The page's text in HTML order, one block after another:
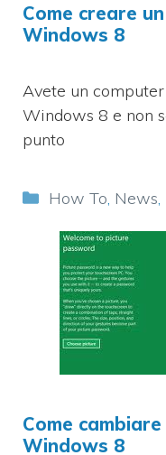
Come creare
Windows 8
Avete un
Windows 8 e non
punto
Categorie
How To News
Come
Windows 8